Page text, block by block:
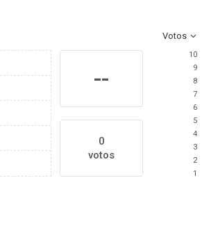
Votos
--
0
votos
10
9
8
7
6
5
4
3
2
1